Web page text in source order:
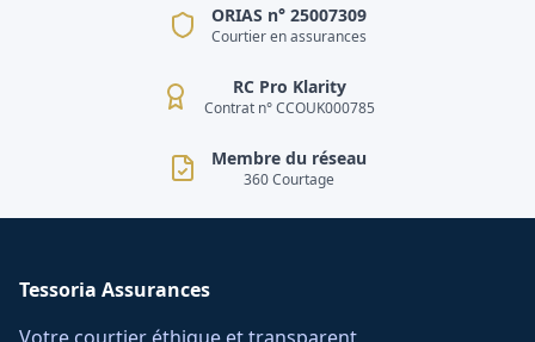
ORIAS n° 25007309
Courtier en assurances
RC Pro Klarity
Contrat n° CCOUK000785
Membre du réseau
360 Courtage
Tessoria Assurances